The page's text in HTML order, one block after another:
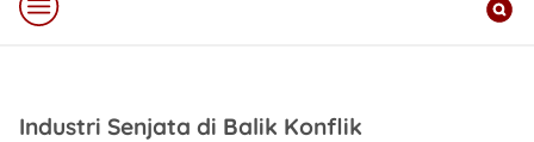
Industri Senjata di Balik Konflik